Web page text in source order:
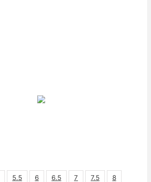
5.5 6 6.5 7 7.5 8